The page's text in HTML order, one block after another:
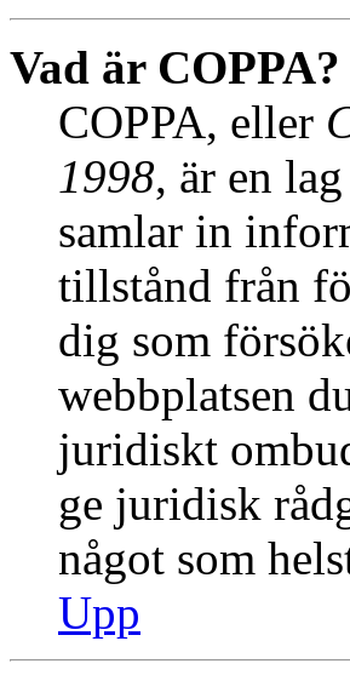
Vad är COPPA?
COPPA, eller
1998, är en
samlar in
tillstånd från
dig som
webbplatsen
juridiskt
ge juridisk
något som
Upp